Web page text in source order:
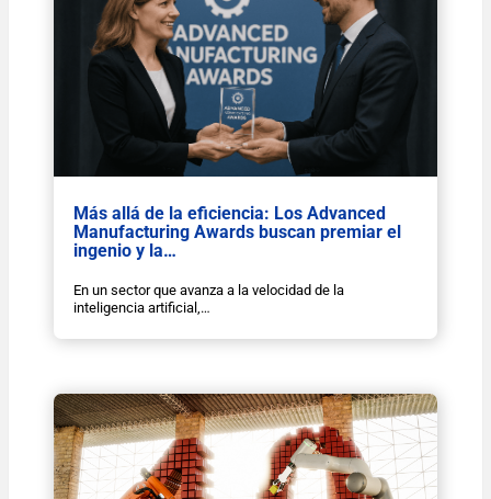
Más allá de la eficiencia: Los Advanced
Manufacturing Awards buscan premiar el
ingenio y la…
En un sector que avanza a la velocidad de la
inteligencia artificial,…